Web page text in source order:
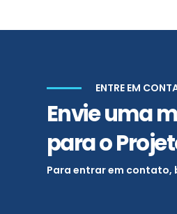
ENTRE EM
Envie uma
para o
Para entrar em contato,